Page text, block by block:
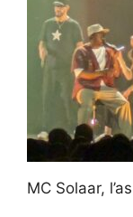
MC Solaar,